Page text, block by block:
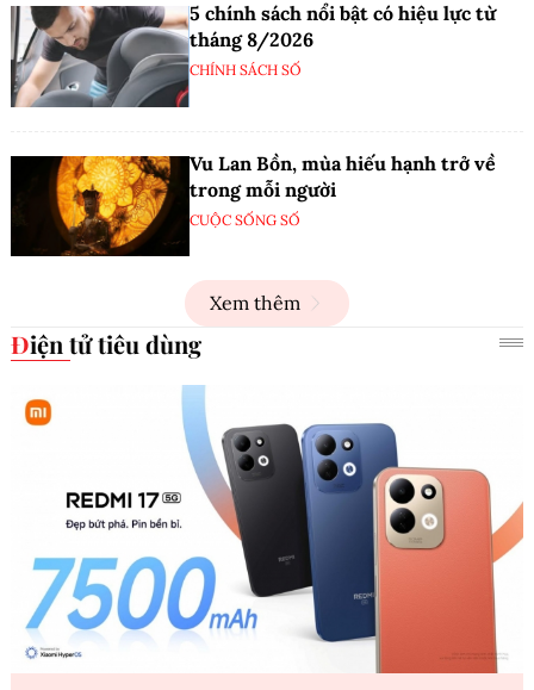
5 chính sách nổi bật có hiệu lực từ
tháng 8/2026
CHÍNH SÁCH SỐ
Vu Lan Bồn, mùa hiếu hạnh trở về
trong mỗi người
CUỘC SỐNG SỐ
Xem thêm
Điện tử tiêu dùng